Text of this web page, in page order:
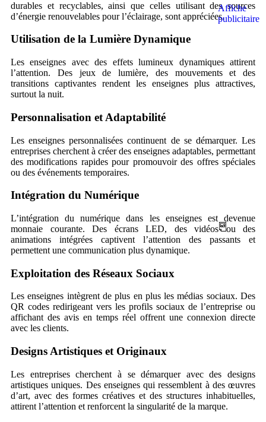
Affiche
publicitaire
durables et recyclables, ainsi que celles utilisant des sources
d’énergie renouvelables pour l’éclairage, sont appréciées.
Utilisation de la Lumière Dynamique
Les enseignes avec des effets lumineux dynamiques attirent
l’attention. Des jeux de lumière, des mouvements et des
transitions captivantes rendent les enseignes plus attractives,
surtout la nuit.
Personnalisation et Adaptabilité
Les enseignes personnalisées continuent de se démarquer. Les
entreprises cherchent à créer des enseignes adaptables, permettant
des modifications rapides pour promouvoir des offres spéciales
ou des événements temporaires.
Intégration du Numérique
L’intégration du numérique dans les enseignes est devenue
monnaie courante. Des écrans LED, des vidéos ou des
animations intégrées captivent l’attention des passants et
permettent une communication plus dynamique.
Exploitation des Réseaux Sociaux
Les enseignes intègrent de plus en plus les médias sociaux. Des
QR codes redirigeant vers les profils sociaux de l’entreprise ou
affichant des avis en temps réel offrent une connexion directe
avec les clients.
Designs Artistiques et Originaux
Les entreprises cherchent à se démarquer avec des designs
artistiques uniques. Des enseignes qui ressemblent à des œuvres
d’art, avec des formes créatives et des structures inhabituelles,
attirent l’attention et renforcent la singularité de la marque.